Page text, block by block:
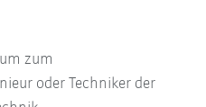
zum
oder Techniker der